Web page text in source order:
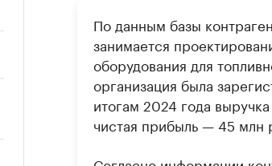
По данным базы
занимается
оборудования для
организация была
итогам 2024 года
чистая прибыль — 45 млн